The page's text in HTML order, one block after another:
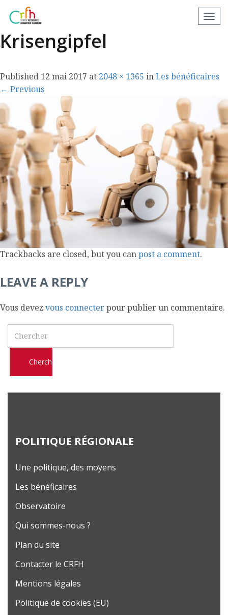
N
a
n
a
p
p
a
r
i
m
e
Finanzminister Schäuble,
Krisengipfel
Published 12 mai 2017 at 2048 × 1365 inLes bénéficaires
← Previous
Trackbacks are closed, but you canpost a comment.
LEAVE A REPLY
Vous devez vous connecterpour publier un commentaire.
POLITIQUE RÉGIONALE
Une politique, des moyens
Les bénéficaires
Observatoire
Qui sommes-nous ?
Plan du site
Contacter le CRFH
Mentions légales
Politique de cookies (EU)